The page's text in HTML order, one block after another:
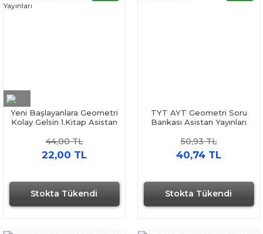
Stokta Tükendi
Yeni Başlayanlara Geometri
Kolay Gelsin 1.Kitap Asistan
44,00 TL
22,00 TL
Hızlı Gönderi Stokta Tükendi
TYT AYT Geometri Soru
Bankası Asistan Yayınları
50,93 TL
40,74 TL
Hızlı Gönderi